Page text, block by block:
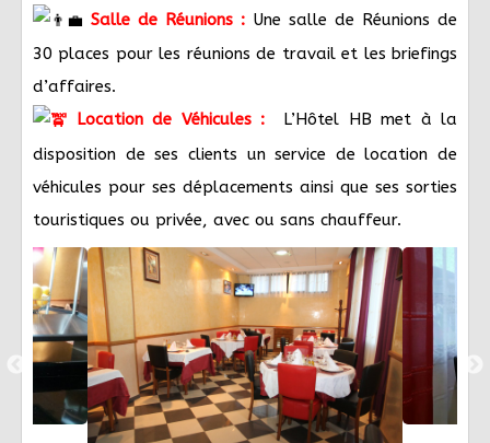
Salle de Réunions : Une salle de Réunions de
30 places pour les réunions de travail et les briefings
d’affaires.
Location de Véhicules :
L’Hôtel HB met à la
disposition de ses clients un service de location de
véhicules pour ses déplacements ainsi que ses sorties
touristiques ou privée, avec ou sans chauffeur.